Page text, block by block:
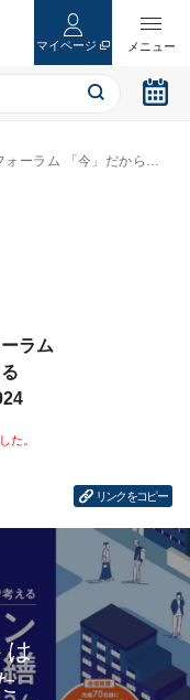
マイページ
で考える マンション大規模修繕フォーラム2024
ラム
リンクをコピー